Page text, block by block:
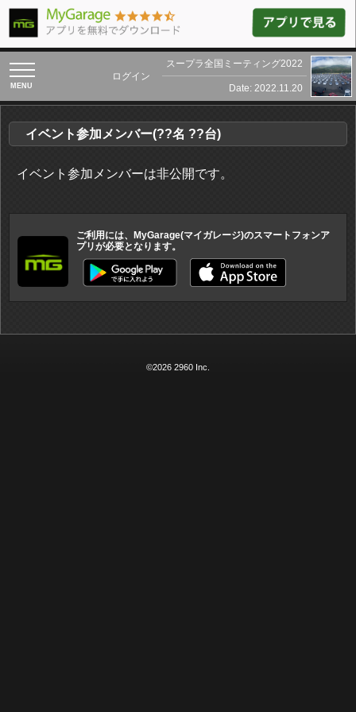
toggle
navigation
ログイン
スープラ全国ミーティング2022
Date: 2022.11.20
イベント参加メンバー(??名 ??台)
イベント参加メンバーは非公開です。
ご利用には、MyGarage(マイガレージ)のスマートフォンア
プリが必要となります。
©2026 2960 Inc.